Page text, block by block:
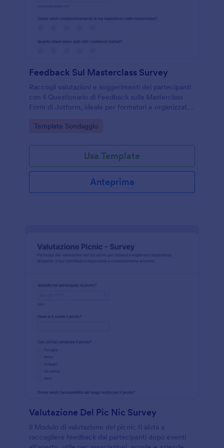
Feedback Sul Masterclass Survey
Raccogli valutazioni e suggerimenti dei partecipanti
con il Questionario di Feedback sulla Masterclass
Form di Jotform, ideale per formatori e organizzatori
dopo ogni edizione.
Go to Category:
Template Sondaggio
Usa Template
Anteprima
Valutazione Del Pic Nic Survey
Il Modulo di valutazione del picnic ti aiuta a
raccogliere feedback dai partecipanti dopo eventi